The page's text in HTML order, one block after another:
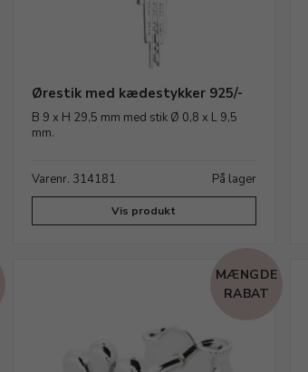
Ørestik med kædestykker 925/-
B 9 x H 29,5 mm med stik Ø 0,8 x L 9,5
mm.
Varenr. 314181 På lager
Vis produkt
MÆNGDE
RABAT